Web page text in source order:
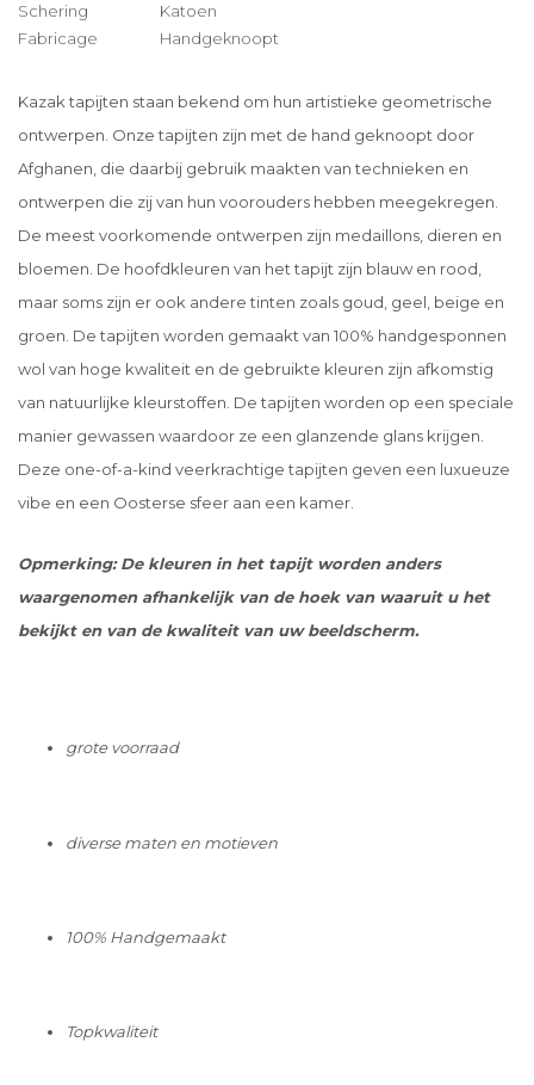
Schering
Katoen
Fabricage
Handgeknoopt
Kazak tapijten staan bekend om hun artistieke geometrische
ontwerpen. Onze tapijten zijn met de hand geknoopt door
Afghanen, die daarbij gebruik maakten van technieken en
ontwerpen die zij van hun voorouders hebben meegekregen.
De meest voorkomende ontwerpen zijn medaillons, dieren en
bloemen. De hoofdkleuren van het tapijt zijn blauw en rood,
maar soms zijn er ook andere tinten zoals goud, geel, beige en
groen. De tapijten worden gemaakt van 100% handgesponnen
wol van hoge kwaliteit en de gebruikte kleuren zijn afkomstig
van natuurlijke kleurstoffen. De tapijten worden op een speciale
manier gewassen waardoor ze een glanzende glans krijgen.
Deze one-of-a-kind veerkrachtige tapijten geven een luxueuze
vibe en een Oosterse sfeer aan een kamer.
Opmerking: De kleuren in het tapijt worden anders
waargenomen afhankelijk van de hoek van waaruit u het
bekijkt en van de kwaliteit van uw beeldscherm.
grote voorraad
diverse maten en motieven
100% Handgemaakt
Topkwaliteit